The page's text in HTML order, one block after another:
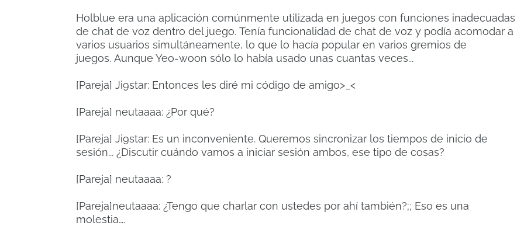
Holblue era una aplicación comúnmente utilizada en juegos con funciones inadecuadas
de chat de voz dentro del juego. Tenía funcionalidad de chat de voz y podía acomodar a
varios usuarios simultáneamente, lo que lo hacía popular en varios gremios de
juegos. Aunque Yeo-woon sólo lo había usado unas cuantas veces...
[Pareja] Ji9star: Entonces les diré mi código de amigo>_<
[Pareja] neutaaaa: ¿Por qué?
[Pareja] Ji9star: Es un inconveniente. Queremos sincronizar los tiempos de inicio de
sesión... ¿Discutir cuándo vamos a iniciar sesión ambos, ese tipo de cosas?
[Pareja] neutaaaa: ?
[Pareja]neutaaaa: ¿Tengo que charlar con ustedes por ahí también?;; Eso es una
molestia….